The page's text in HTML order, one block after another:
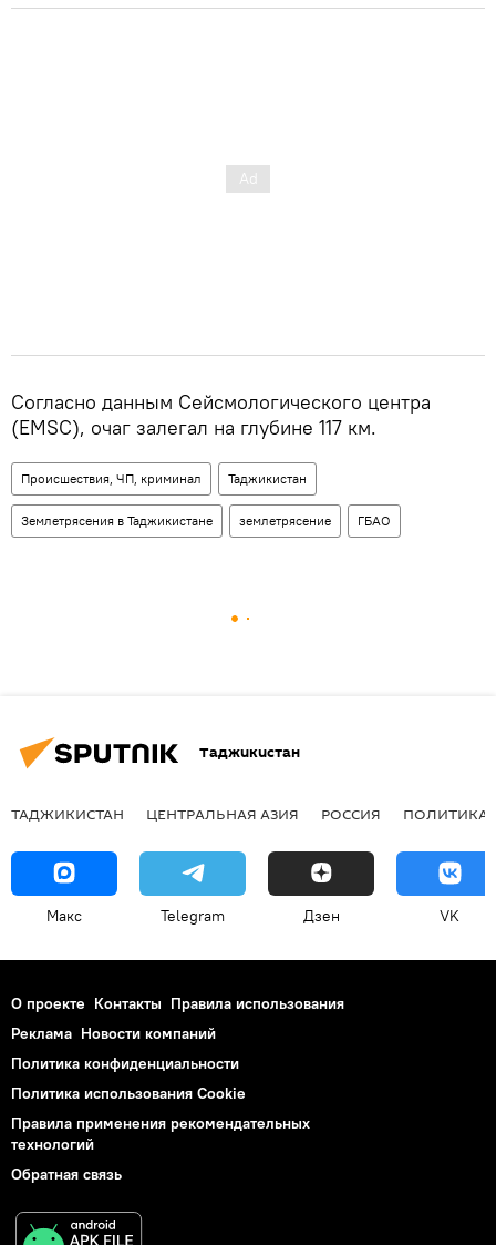
Согласно данным Сейсмологического центра
(EMSC), очаг залегал на глубине 117 км.
Происшествия, ЧП, криминал Таджикистан
Землетрясения в Таджикистане землетрясение ГБАО
Таджикистан
ТАДЖИКИСТАН ЦЕНТРАЛЬНАЯ АЗИЯ РОССИЯ ПОЛИТИКА
Макс Telegram Дзен VK
О проекте Контакты Правила использования
Реклама Новости компаний
Политика конфиденциальности
Политика использования Cookie
Правила применения рекомендательных
технологий
Обратная связь